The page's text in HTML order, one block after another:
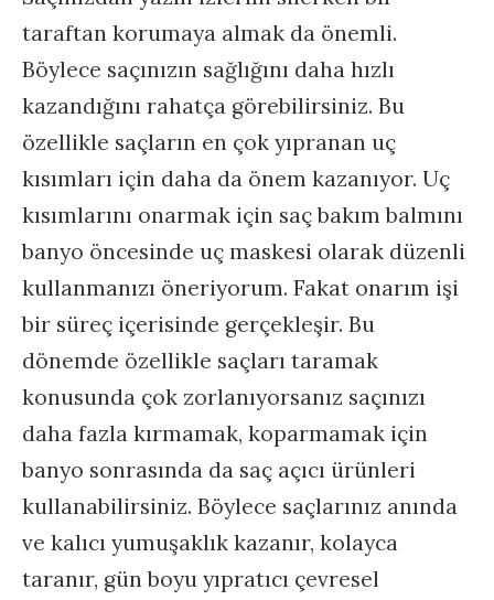
taraftan korumaya almak da önemli.
Böylece saçınızın sağlığını daha hızlı
kazandığını rahatça görebilirsiniz. Bu
özellikle saçların en çok yıpranan uç
kısımları için daha da önem kazanıyor. Uç
kısımlarını onarmak için saç bakım balmını
banyo öncesinde uç maskesi olarak düzenli
kullanmanızı öneriyorum. Fakat onarım işi
bir süreç içerisinde gerçekleşir. Bu
dönemde özellikle saçları taramak
konusunda çok zorlanıyorsanız saçınızı
daha fazla kırmamak, koparmamak için
banyo sonrasında da saç açıcı ürünleri
kullanabilirsiniz. Böylece saçlarınız anında
ve kalıcı yumuşaklık kazanır, kolayca
taranır, gün boyu yıpratıcı çevresel